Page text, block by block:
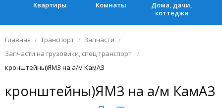
Квартиры Комнаты
Дома, дачи,
коттеджи
Главная Транспорт
Запчасти
Запчасти на грузовики, спец транспорт
кронштейны)ЯМЗ на а/м КамАЗ
кронштейны)ЯМЗ на а/м КамАЗ